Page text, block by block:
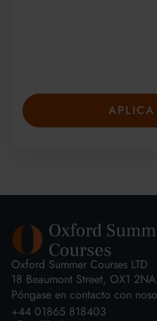
Oxford Summer Courses LTD
18 Beaumont Street, OX1
Póngase en contacto con
+44 01865 818403